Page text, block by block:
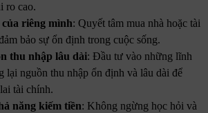
ro cao.
riêng mình: Quyết tâm mua nhà hoặc tài
bảo sự ổn định trong cuộc sống.
thu nhập lâu dài: Đầu tư vào những lĩnh
lại nguồn thu nhập ổn định và lâu dài để
tài chính.
năng kiếm tiền: Không ngừng học hỏi và